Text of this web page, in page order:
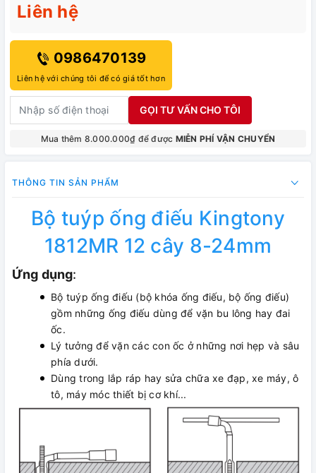
Liên hệ
0986470139
Liên hệ với chúng tôi để có giá tốt hơn
GỌI TƯ VẤN CHO TÔI
Mua thêm 8.000.000₫ để được MIỄN PHÍ VẬN CHUYỂN
THÔNG TIN SẢN PHẨM
Bộ tuýp ống điếu Kingtony
1812MR 12 cây 8-24mm
Ứng dụng:
Bộ tuýp ống điếu (bộ khóa ống điếu, bộ ống điếu)
gồm những ống điếu dùng để vặn bu lông hay đai
ốc.
Lý tưởng để vặn các con ốc ở những nơi hẹp và sâu
phía dưới.
Dùng trong lắp ráp hay sửa chữa xe đạp, xe máy, ô
tô, máy móc thiết bị cơ khí...